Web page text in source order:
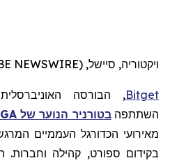
ויקטוריה, סיישל, Dec. 03, 2025 (GLOBE NEWSWIRE) --
Bitget, הבורסה
השתתפהבטורניר הנוער של
מאירועי הכדורגל העממיים